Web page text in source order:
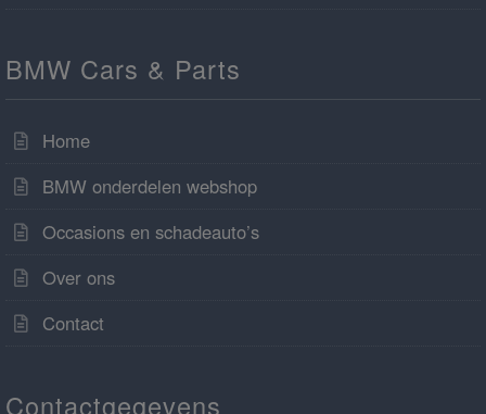
BMW Cars & Parts
Home
BMW onderdelen webshop
Occasions en schadeauto’s
Over ons
Contact
Contactgegevens